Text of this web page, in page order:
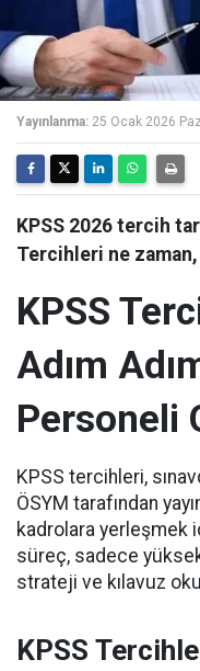
Yayınlanma: 25 Ocak 2026
KPSS 2026 tercih
Tercihleri ne zaman,
KPSS
Adım
Personeli
KPSS tercihleri,
ÖSYM tarafından
kadrolara yerleşmek
süreç, sadece
strateji ve kılavuz
KPSS